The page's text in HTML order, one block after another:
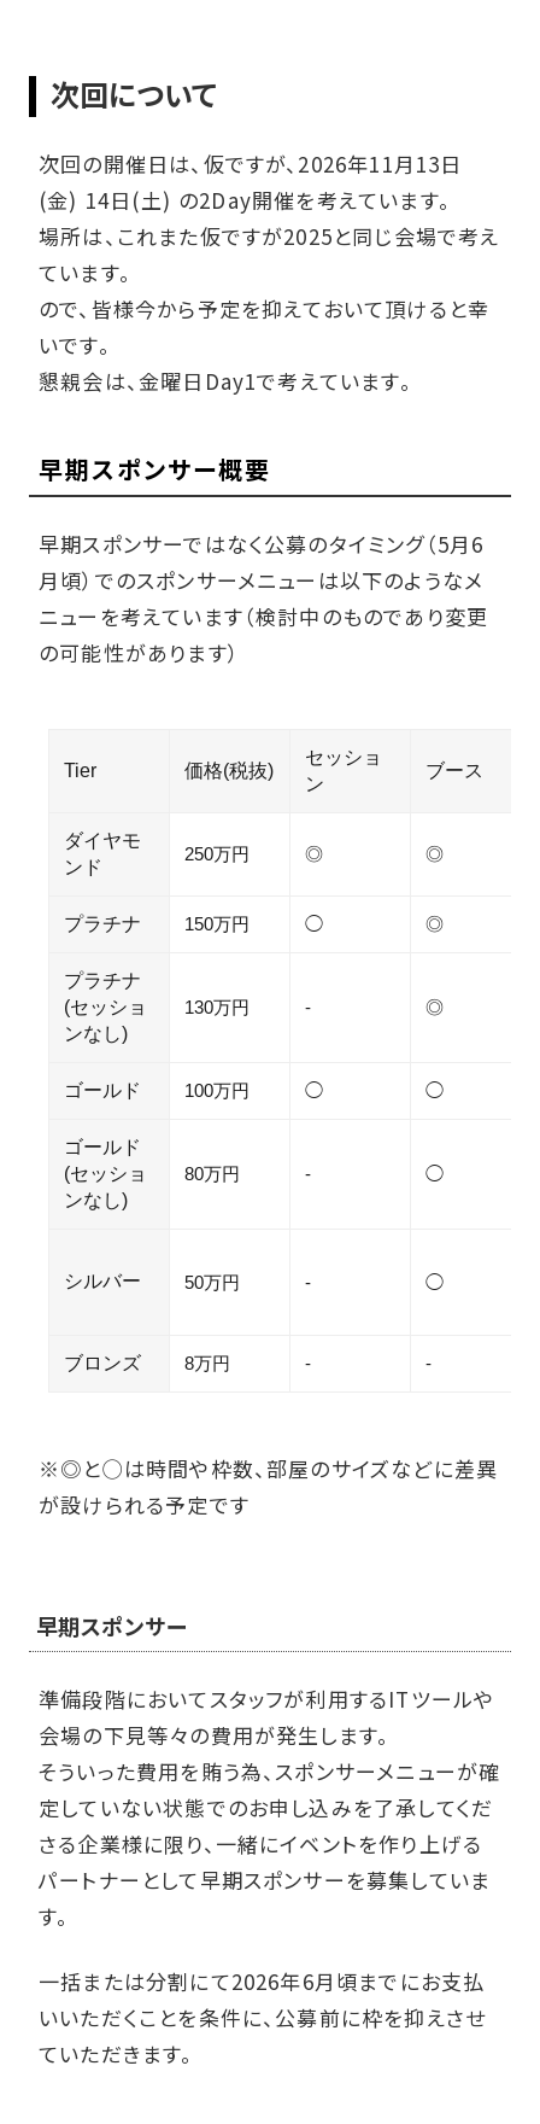
次回について
次回の開催日は、仮ですが、2026年11月13日
(金) 14日(土) の2Day開催を考えています。
場所は、これまた仮ですが2025と同じ会場で考え
ています。
ので、皆様今から予定を抑えておいて頂けると幸
いです。
懇親会は、金曜日Day1で考えています。
早期スポンサー概要
早期スポンサーではなく公募のタイミング（5月6
月頃）でのスポンサーメニューは以下のようなメ
ニューを考えています（検討中のものであり変更
の可能性があります）
Tier 価格(税抜)
セッショ
ン
ブース
ダイヤモ
ンド
250万円 ◎ ◎
プラチナ 150万円 ◯ ◎
プラチナ
(セッショ
ンなし)
130万円 - ◎
ゴールド 100万円 ◯ ◯
ゴールド
(セッショ
ンなし)
80万円 - ◯
シルバー 50万円 - ◯
ブロンズ 8万円 - -
※◎と◯は時間や枠数、部屋のサイズなどに差異
が設けられる予定です
早期スポンサー
準備段階においてスタッフが利用するITツールや
会場の下見等々の費用が発生します。
そういった費用を賄う為、スポンサーメニューが確
定していない状態でのお申し込みを了承してくだ
さる企業様に限り、一緒にイベントを作り上げる
パートナーとして早期スポンサーを募集していま
す。
一括または分割にて2026年6月頃までにお支払
いいただくことを条件に、公募前に枠を抑えさせ
ていただきます。